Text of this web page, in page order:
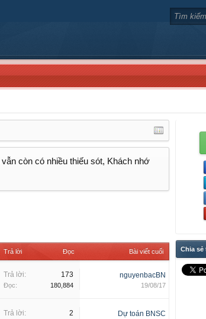
còn có nhiều thiếu sót, Khách nhớ
Trả lời Đọc Bài viết cuối
Trả lời: 173
Đọc: 180,884
nguyenbacBN
19/08/17
Trả lời: 2 Dự toán BNSC
Chia sẻ